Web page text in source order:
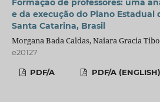
Formação de professores: uma
e da execução do Plano Estadual
Santa Catarina, Brasil
Morgana Bada Caldas, Naiara Gracia
e20127
PDF/A PDF/A (ENGLISH)